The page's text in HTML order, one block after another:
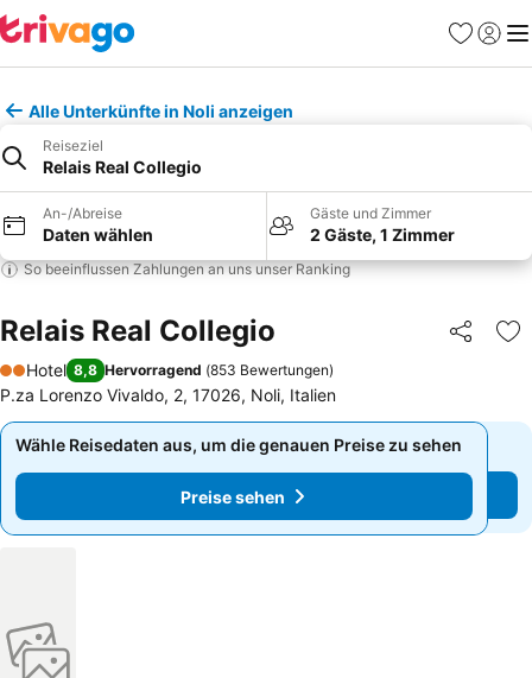
Favoriten
Alle Unterkünfte in Noli anzeigen
Reiseziel
Relais Real Collegio
An-/Abreise
Daten wählen
Gäste und Zimmer
2 Gäste, 1 Zimmer
So beeinflussen Zahlungen an uns unser Ranking
Relais Real Collegio Teilen
2 Sterne
Hotel 8,8 Hervorragend (853 Bewertungen)
P.za Lorenzo Vivaldo, 2, 17026, Noli, Italien
Wähle Reisedaten aus, um die genauen Preise zu sehen
Preise sehen
Wähle Reisedaten aus, um die genauen Preise zu sehen
Preise sehen